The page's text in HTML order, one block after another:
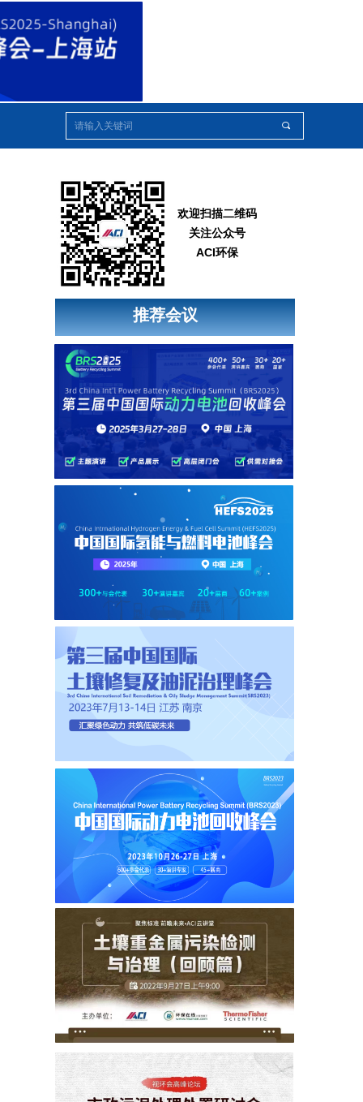
끠
欢迎扫描二维码
关注公众号
ACI环保
推荐会议